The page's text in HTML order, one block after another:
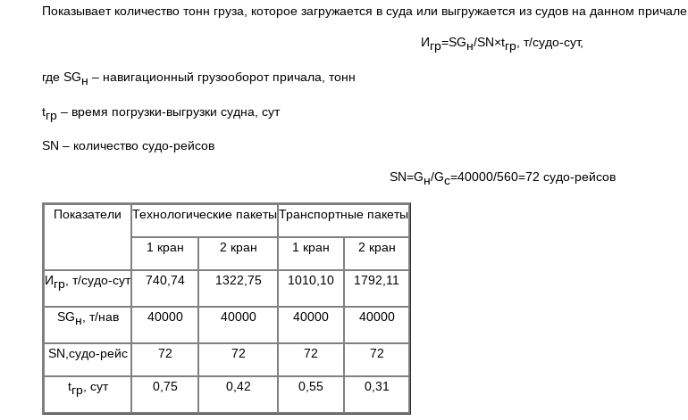
Показывает количество тонн груза, которое загружается в суда или выгружается из судов на данном
Игр=SGн/SN×tгр , т/судо-сут,
где SGн – навигационный грузооборот причала, тонн
tгр – время погрузки-выгрузки судна, сут
SN – количество судо-рейсов
SN=Gн/Gс=40000/560=72 судо-рейсов
Показатели Технологические пакетыТранспортные пакеты
1 кран 2 кран 1 кран 2 кран
Игр , т/судо-сут 740,74 1322,75 1010,10 1792,11
SGн , т/нав 40000 40000 40000 40000
SN,судо-рейс 72 72 72 72
tгр , сут 0,75 0,42 0,55 0,31